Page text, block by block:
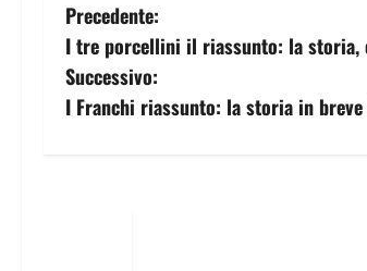
Precedente:
I tre porcellini il riassunto: la storia,
Successivo:
I Franchi riassunto: la storia in